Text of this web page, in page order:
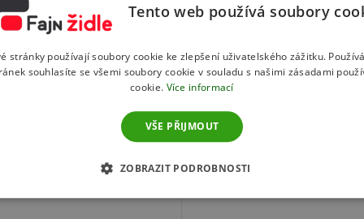
produktu doporučujeme ještě
Tento web používá soubory
stránky používají soubory cookie ke zlepšení uživatelského zážitku.
souhlasíte se všemi soubory cookie v souladu s našimi zásadami
cookie. Více informací
VŠE PŘIJMOUT
ZOBRAZIT PODROBNOSTI